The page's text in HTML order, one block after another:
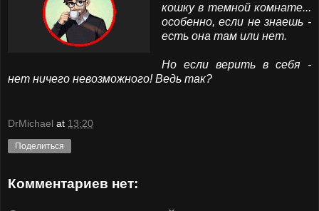
кошку в темной комнате...
особенно, если не знаешь -
есть она там или нет.
Но если верить в себя -
нет ничего невозможного! Ведь так?
DrMichael at 13:20
Поделиться
Комментариев нет: